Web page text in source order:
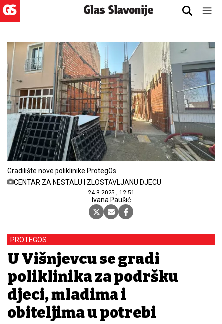
Gradilište nove poliklinike ProtegOs
CENTAR ZA NESTALU I ZLOSTAVLJANU DJECU
24.3.2025., 12:51
Ivana Paušić
PROTEGOS
U Višnjevcu se gradi
poliklinika za podršku
djeci, mladima i
obiteljima u potrebi